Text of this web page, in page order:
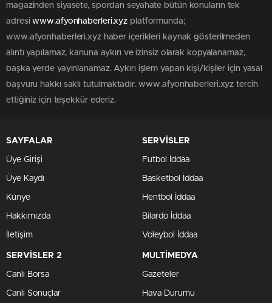
magazinden siyasete, spordan seyahate bütün konuların tek
adresiwww.afyonhaberleri.xyz platformunda;
www.afyonhaberleri.xyz haber içerikleri kaynak gösterilmeden
alıntı yapılamaz, kanuna aykırı ve izinsiz olarak kopyalanamaz,
başka yerde yayınlanamaz. Aykırı işlem yapan kişi/kişiler için yasal
başvuru hakkı saklı tutulmaktadır. www.afyonhaberleri.xyz tercih
ettiğiniz için teşekkür ederiz.
SAYFALAR
Üye Girişi
Üye Kaydı
Künye
Hakkımızda
İletişim
SERVİSLER
Futbol İddaa
Basketbol İddaa
Hentbol İddaa
Bilardo İddaa
Voleybol İddaa
SERVİSLER 2
Canlı Borsa
Canlı Sonuçlar
MULTİMEDYA
Gazeteler
Hava Durumu